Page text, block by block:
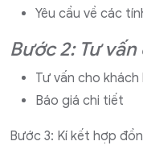
Yêu cầu về các
Bước 2: Tư
Tư vấn cho
Báo giá chi tiết
Bước 3: Kí kết hợp